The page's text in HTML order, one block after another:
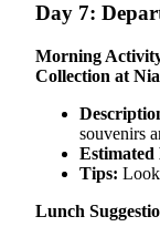
Day 7:
Morning
Collection at
souvenirs
Tips:
Lunch